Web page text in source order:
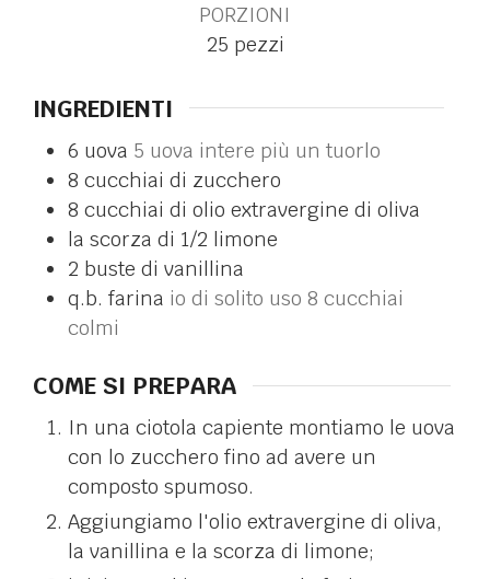
PORZIONI
25 pezzi
INGREDIENTI
6 uova 5 uova intere più un tuorlo
8 cucchiai di zucchero
8 cucchiai di olio extravergine di oliva
la scorza di 1/2 limone
2 buste di vanillina
q.b. farina io di solito uso 8 cucchiai
colmi
COME SI PREPARA
In una ciotola capiente montiamo le uova
con lo zucchero fino ad avere un
composto spumoso.
Aggiungiamo l'olio extravergine di oliva,
la vanillina e la scorza di limone;